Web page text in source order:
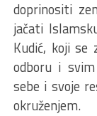
doprinositi
jačati
Kudić, koji se
odboru i
sebe i svoje
okruženjem.